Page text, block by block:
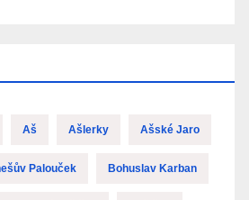
Aš Ašlerky Ašské Jaro
Palouček Bohuslav Karban